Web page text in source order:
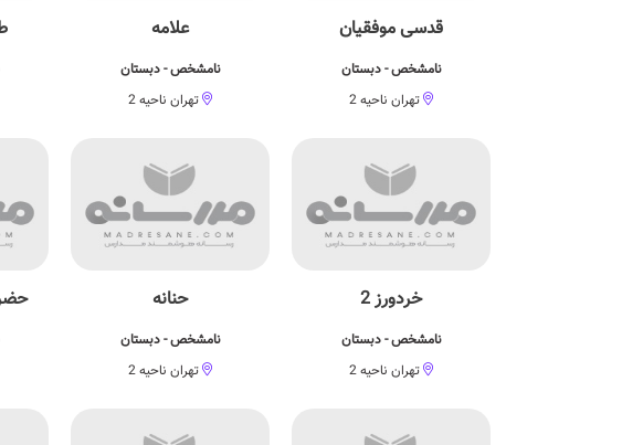
قدسی موفقیان
نامشخص - دبستان
تهران ناحیه 2
علامه
نامشخص - دبستان
تهران ناحیه 2
خردورز 2
نامشخص - دبستان
تهران ناحیه 2
حنانه
نامشخص - دبستان
تهران ناحیه 2